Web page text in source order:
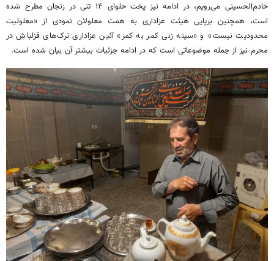
خادم‌الحسینی می‌رویم، در ادامه نیز پخت حلوای ۱۴ تنی در زنجان
مطرح شده
است، همچنین برپایی هیئت عزاداری به همت معلولان نمودی از «معلولیت
محدودیت نیست» و «سینه زنی کمر به کمر» آئین عزاداری ترک‌های قزلباش در
محرم نیز از جمله موضوعاتی است که در ادامه جزئیات بیشتر آن بیان شده است.